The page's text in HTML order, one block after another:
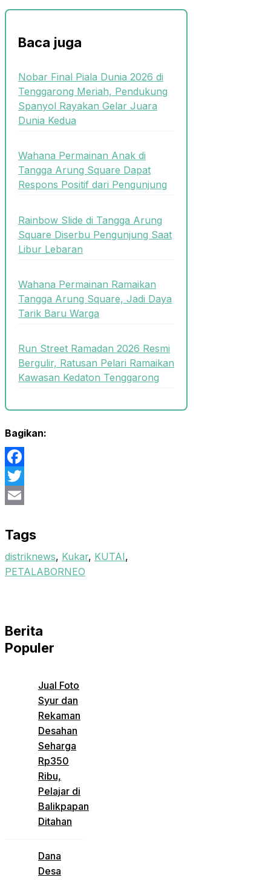
Baca juga
Nobar Final Piala Dunia 2026 di
Tenggarong Meriah, Pendukung
Spanyol Rayakan Gelar Juara
Dunia Kedua
Wahana Permainan Anak di
Tangga Arung Square Dapat
Respons Positif dari Pengunjung
Rainbow Slide di Tangga Arung
Square Diserbu Pengunjung Saat
Libur Lebaran
Wahana Permainan Ramaikan
Tangga Arung Square, Jadi Daya
Tarik Baru Warga
Run Street Ramadan 2026 Resmi
Bergulir, Ratusan Pelari Ramaikan
Kawasan Kedaton Tenggarong
Bagikan:
Facebook
Twitter
Tags
distriknews, Kukar, KUTAI,
PETALABORNEO
Berita
Populer
Jual Foto
Syur dan
Rekaman
Desahan
Seharga
Rp350
Ribu,
Pelajar di
Balikpapan
Ditahan
Dana
Desa